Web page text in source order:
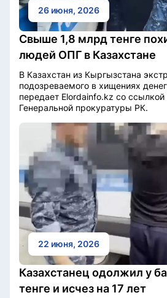
26 июня, 2026
Свыше 1,8 млрд тенге
людей ОПГ в Казахстане
В Казахстан из Кыргызстана
подозреваемого в хищениях
передает Elordainfo.kz со
Генеральной прокуратуры РК.
22 июня, 2026
Казахстанец одолжил у
тенге и исчез на 17 лет